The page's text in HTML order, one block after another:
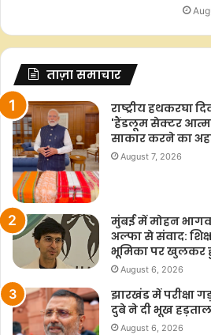
ताज़ा समाचार
राष्ट्रीय हथकरघा
'हैंडलूम सेक्टर
साकार करने का
August 7, 2026
मुंबई में मोहन
अल्फा से संवाद:
भूमिका पर खुलकर
August 6, 2026
झारखंड में परीक्षा
दुबे ने दी भूख
August 6, 2026